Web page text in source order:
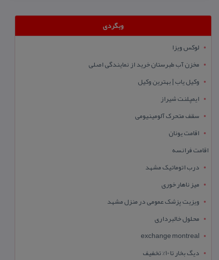
وبگردی
لوکس ویزا
مخزن آب طبرستان خرید از نمایندگی اصلی
وکیل یاب | بهترین وکیل
ایمپلنت شیراز
سقف متحرک آلومینیومی
اقامت یونان
اقامت فرانسه
درب اتوماتیک مشهد
میز ناهار خوری
ویزیت پزشک عمومی در منزل مشهد
محلول خالبرداری
exchange montreal
دیگ بخار تا 10% تخفیف